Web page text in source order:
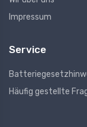
Impressum
Service
Häufig gestellte